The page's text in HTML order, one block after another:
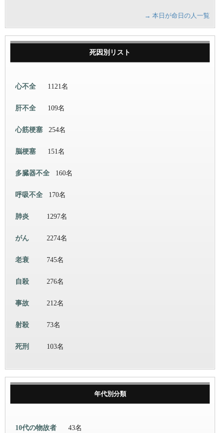
→ 本日が命日の人一覧
死因別リスト
心不全 1121名
肝不全 109名
心筋梗塞 254名
脳梗塞 151名
多臓器不全 160名
呼吸不全 170名
肺炎 1297名
がん 2274名
老衰 745名
自殺 276名
事故 212名
射殺 73名
死刑 103名
年代別分類
10代の物故者 43名